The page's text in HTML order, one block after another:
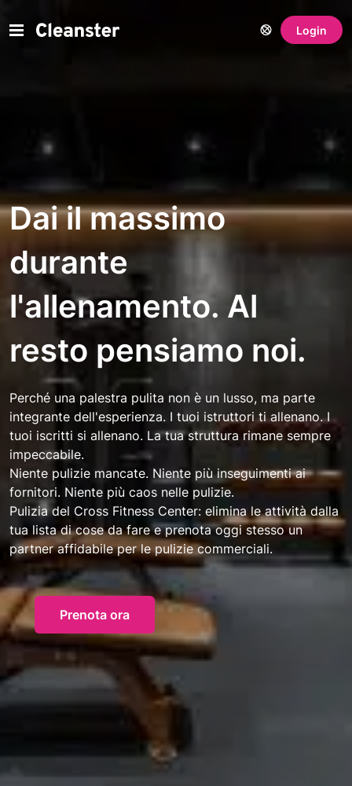
Login
Dai il massimo
durante
l'allenamento. Al
resto pensiamo noi.
Perché una palestra pulita non è un lusso, ma parte
integrante dell'esperienza. I tuoi istruttori ti allenano. I
tuoi iscritti si allenano. La tua struttura rimane sempre
impeccabile.
Niente pulizie mancate. Niente più inseguimenti ai
fornitori. Niente più caos nelle pulizie.
Pulizia del Cross Fitness Center: elimina le attività dalla
tua lista di cose da fare e prenota oggi stesso un
partner affidabile per le pulizie commerciali.
Prenota ora